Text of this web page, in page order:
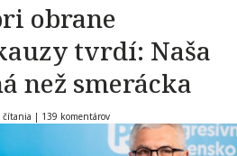
obrane
tvrdí: Naša
než smerácka
| 139 komentárov